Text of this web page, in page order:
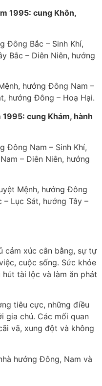
1995: cung Khôn,
Đông Bắc – Sinh Khí,
Bắc – Diên Niên, hướng
hướng Đông Nam –
hướng Đông – Hoạ Hại.
cung Khảm, hành
Đông Nam – Sinh Khí,
– Diên Niên, hướng
Mệnh, hướng Đông
– Lục Sát, hướng Tây –
cảm xúc cân bằng, sự tự
cuộc sống. Sức khỏe
tài lộc và làm ăn phát
tiêu cực, những điều
gia chủ. Các mối quan
vã, xung đột và không
hướng Đông, Nam và